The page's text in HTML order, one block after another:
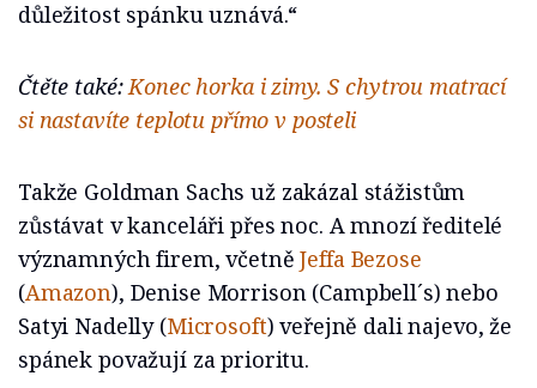
důležitost spánku uznává.“
Čtěte také:Konec horka i zimy. S chytrou matrací
si nastavíte teplotu přímo v posteli
Takže Goldman Sachs už zakázal stážistům
zůstávat v kanceláři přes noc. A mnozí ředitelé
významných firem, včetněJeffa Bezose
(Amazon), Denise Morrison (Campbell´s) nebo
Satyi Nadelly (Microsoft) veřejně dali najevo, že
spánek považují za prioritu.